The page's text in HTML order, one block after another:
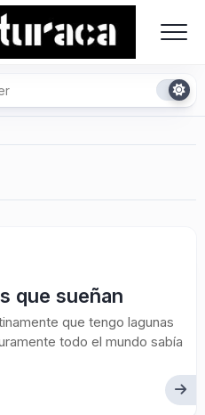
que sueñan
que tengo lagunas
todo el mundo sabía